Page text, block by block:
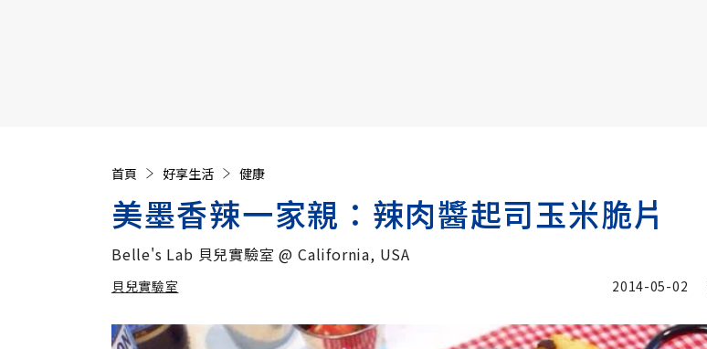
首頁 好享生活 健康
美墨香辣一家親：辣肉醬起司玉米脆片
Belle's Lab 貝兒實驗室 @ California, USA
貝兒實驗室
貝兒實驗室 加入追蹤
2014-05-02